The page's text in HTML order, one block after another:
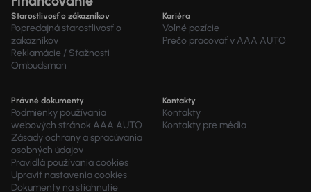
Starostlivosť o zákazníkov
Popredajná starostlivosť o
zákazníkov
Reklamácie / Sťažnosti
Ombudsman
Kariéra
Voľné pozície
Prečo pracovať v AAA AUTO
Právné dokumenty
Podmienky používania
webových stránok AAA AUTO
Zásady ochrany a spracúvania
osobných údajov
Pravidlá používania cookies
Upraviť nastavenia cookies
Dokumenty na stiahnutie
Kontakty
Kontakty
Kontakty pre média